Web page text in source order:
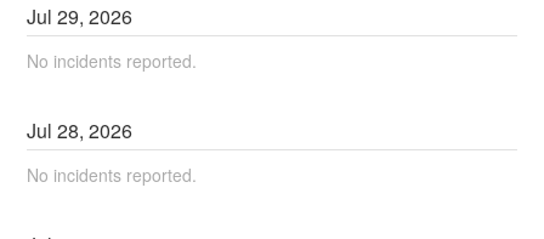
Jul29,2026
No incidents reported.
Jul28,2026
No incidents reported.